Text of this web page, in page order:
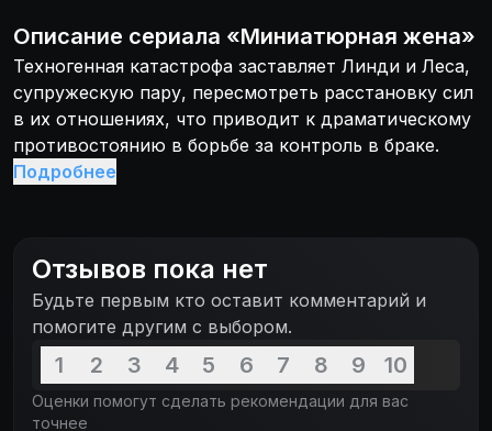
Описание сериала «Миниатюрная жена»
Техногенная катастрофа заставляет Линди и Леса,
супружескую пару, пересмотреть расстановку сил
в их отношениях, что приводит к драматическому
противостоянию в борьбе за контроль в браке.
Подробнее
Отзывов пока нет
Будьте первым кто оставит комментарий и
помогите другим с выбором.
1 2 3 4 5 6 7 8 9 10
Оценки помогут сделать рекомендации для вас
точнее